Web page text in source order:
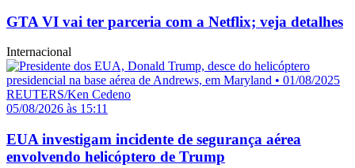
GTA VI vai ter parceria com a Netflix; veja detalhes
Internacional
05/08/2026 às 15:11
EUA investigam incidente de segurança aérea
envolvendo helicóptero de Trump